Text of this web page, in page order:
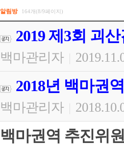
알림방 164개(8/9페이지)
2019 제3회 괴
백마관리자 |
2018년 백마권
백마관리자 |
백마권역 추진위